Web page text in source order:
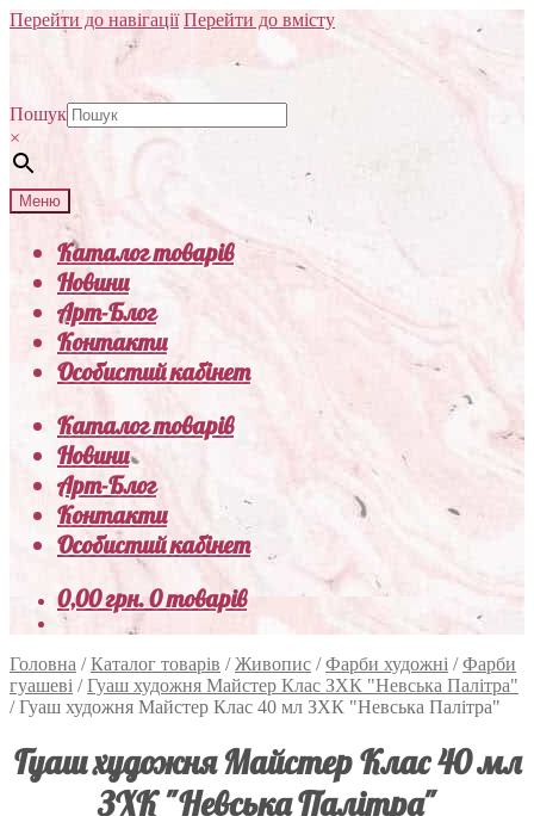
Перейти до навігації Перейти до вмісту
Пошук
×
Меню
Каталог товарів
Новини
Арт-Блог
Контакти
Особистий кабінет
Каталог товарів
Новини
Арт-Блог
Контакти
Особистий кабінет
0,00грн.0 товарів
Головна /Каталог товарів /Живопис /Фарби художні /Фарби
гуашеві /Гуаш художня Майстер Клас ЗХК "Невська Палітра"
/Гуаш художня Майстер Клас 40 мл ЗХК "Невська Палітра"
Гуаш художня Майстер Клас 40 мл
ЗХК "Невська Палітра"